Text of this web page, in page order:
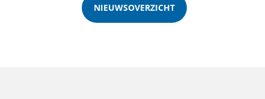
NIEUWSOVERZICHT